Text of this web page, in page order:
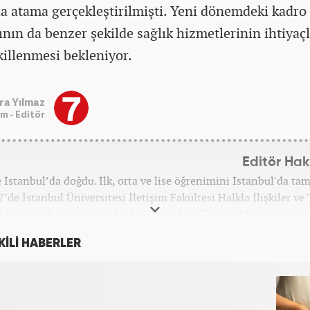
atama gerçekleştirilmişti. Yeni dönemdeki kadro
da benzer şekilde sağlık hizmetlerinin
bekleniyor.
Yılmaz
- Editör
Editör
İstanbul’da doğdu. İlk, orta ve lise öğrenimini İstanbul'da
İstanbul Üniversitesi İletişim Fakültesi Halkla İlişkiler ve
bölümünden mezun oldu. 2017’den beri Kanal7 Medya
HABERLER